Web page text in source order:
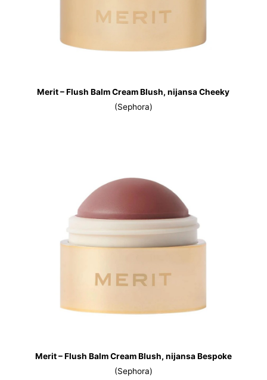
Merit – Flush Balm Cream Blush, nijansa Cheeky
(Sephora)
Merit – Flush Balm Cream Blush, nijansa Bespoke
(Sephora)